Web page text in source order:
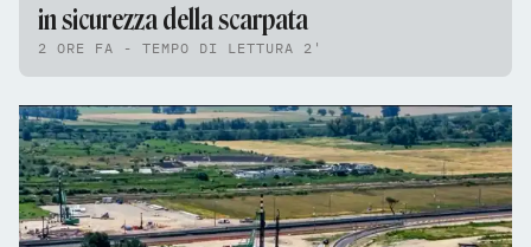
in sicurezza della scarpata
2 ORE FA - TEMPO DI LETTURA 2'